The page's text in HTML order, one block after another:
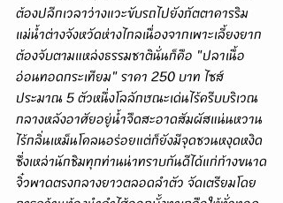
ต้องปลีกเวลาว่างแวะขับรถไปยังภัตตาคารริม
แม่น้ำต่างจังหวัดห่างไกลเนื่องจากเพาะเลี้ยงยาก
ต้องจับตามแหล่งธรรมชาตินั่นก็คือ "ปลาเนื้อ
อ่อนทอดกระเทียม" ราคา 250 บาท ไซส์
ประมาณ 5 ตัวหนึ่งโลลักษณะเด่นไร้ครีบบริเวณ
กลางหลังอาศัยอยู่น้ำจืดสะอาดสัมผัสแน่นหวาน
ไร้กลิ่นเหม็นโคลนอร่อยแต่ก็ยังมีจุดชวนหงุดหงิด
ซึ่งเหล่านักชิมทุกท่านน่าทราบกันดีได้แก่ก้างขนาด
จิ๋วพาดตรงกลางยาวตลอดลำตัว จัดเตรียมโดย